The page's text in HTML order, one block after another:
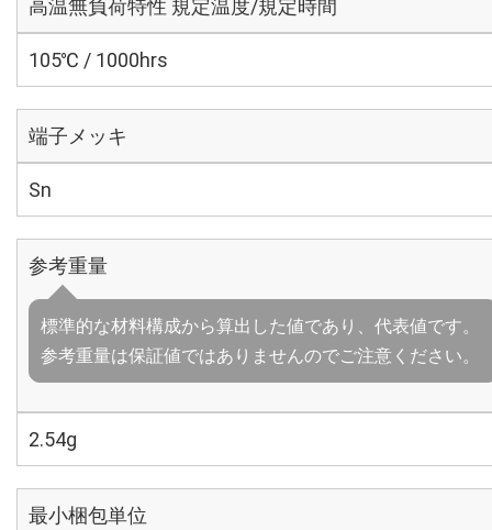
高温無負荷特性 規定温度/規定時間
105℃ / 1000hrs
端子メッキ
Sn
参考重量
標準的な材料構成から算出した値であり、代表値です。
参考重量は保証値ではありませんのでご注意ください。
2.54g
最小梱包単位